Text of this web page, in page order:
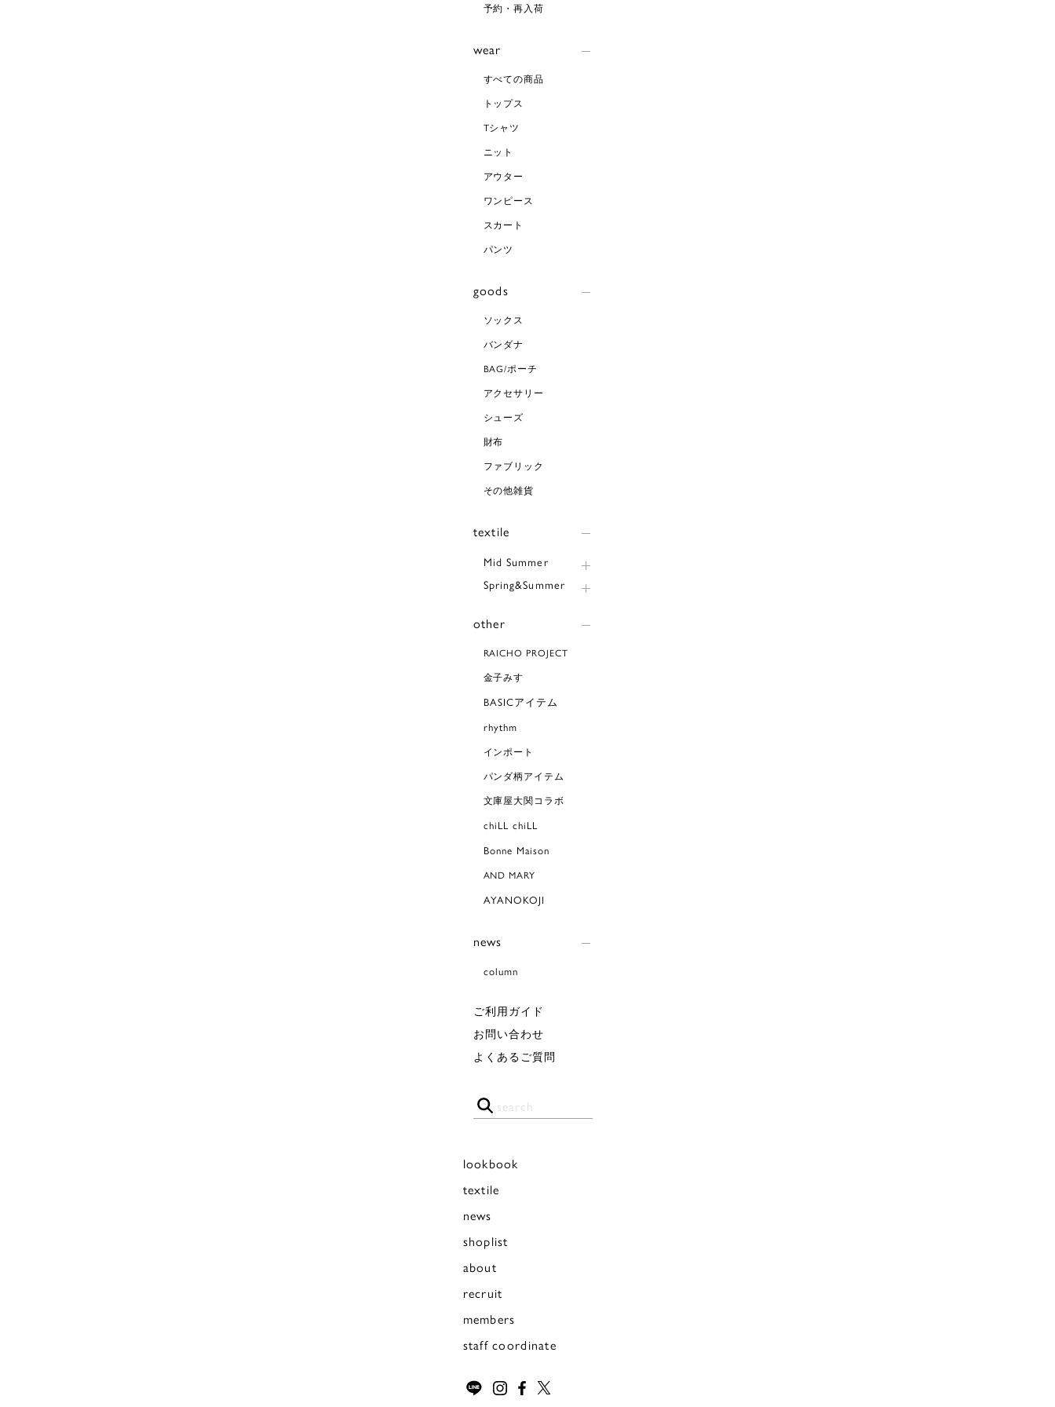
予約・再入荷
wear
すべての商品
トップス
Tシャツ
ニット
アウター
ワンピース
スカート
パンツ
goods
ソックス
バンダナ
BAG/ポーチ
アクセサリー
シューズ
財布
ファブリック
その他雑貨
textile
Mid Summer
Spring&Summer
other
RAICHO PROJECT
金子みすゞ
BASICアイテム
rhythm
インポート
パンダ柄アイテム
文庫屋大関コラボ
chiLL chiLL
Bonne Maison
AND MARY
AYANOKOJI
news
column
ご利用ガイド
お問い合わせ
よくあるご質問
lookbook
textile
news
shoplist
about
recruit
members
staff coordinate